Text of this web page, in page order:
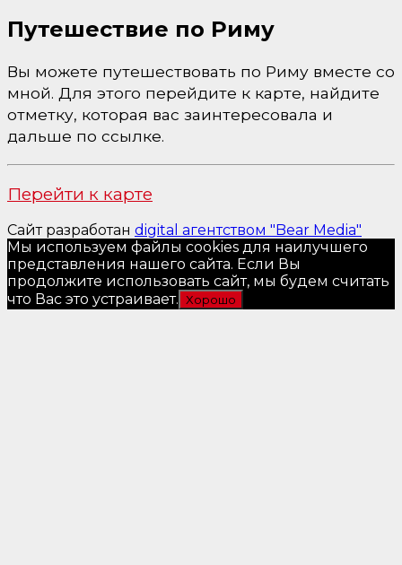
Путешествие по Риму
Вы можете путешествовать по Риму вместе со
мной. Для этого перейдите к карте, найдите
отметку, которая вас заинтересовала и
дальше по ссылке.
Перейти к карте
Сайт разработан digital агентством "Bear Media"
Мы используем файлы cookies для наилучшего
представления нашего сайта. Если Вы
продолжите использовать сайт, мы будем считать
что Вас это устраивает. Хорошо